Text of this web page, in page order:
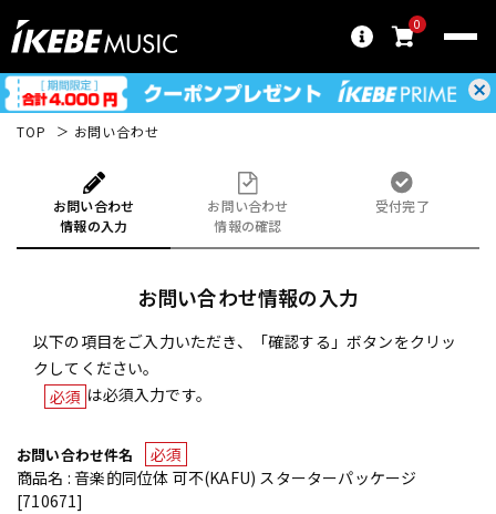
0
TOP お問い合わせ
お問い合わせ
情報の入力
お問い合わせ
情報の確認
受付完了
お問い合わせ情報の入力
以下の項目をご入力いただき、「確認する」ボタンをクリッ
クしてください。
必須 は必須入力です。
お問い合わせ件名
必須
商品名 : 音楽的同位体 可不(KAFU) スターターパッケージ
[710671]